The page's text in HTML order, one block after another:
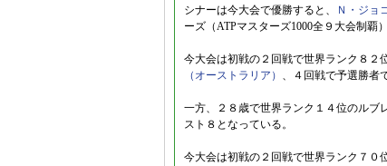
シナーは今大会で優勝すると、 Ｎ・ジョ
ーズ（ATPマスターズ1000全９大会制覇
今大会は初戦の２回戦で世界ランク８２
（オーストラリア） 、４回戦で予選勝者
一方、２８歳で世界ランク１４位のルブ
スト８となっている。
今大会は初戦の２回戦で世界ランク７０